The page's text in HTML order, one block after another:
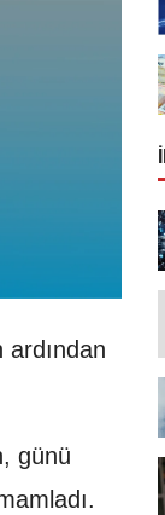
ardından
günü